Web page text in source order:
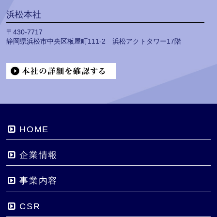
浜松本社
〒430-7717
静岡県浜松市中央区板屋町111-2 浜松アクトタワー17階
HOME
企業情報
事業内容
CSR